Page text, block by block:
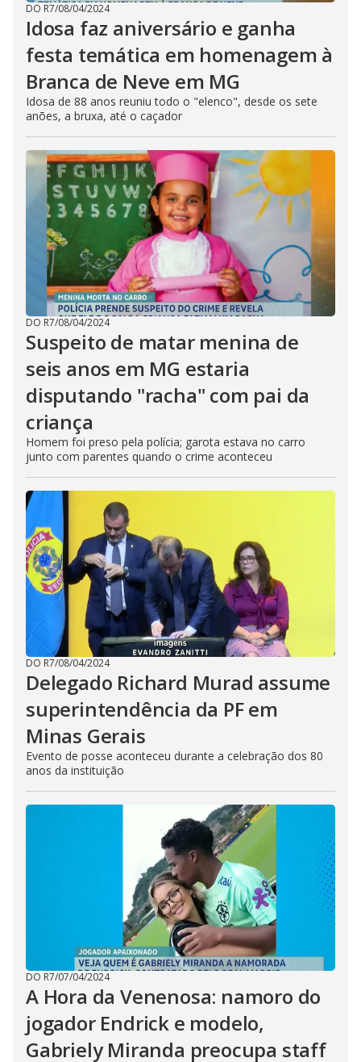
DO R7/08/04/2024
Idosa faz aniversário e ganha
festa temática em homenagem à
Branca de Neve em MG
Idosa de 88 anos reuniu todo o "elenco", desde os sete
anões, a bruxa, até o caçador
DO R7/08/04/2024
Suspeito de matar menina de
seis anos em MG estaria
disputando "racha" com pai da
criança
Homem foi preso pela polícia; garota estava no carro
junto com parentes quando o crime aconteceu
DO R7/08/04/2024
Delegado Richard Murad assume
superintendência da PF em
Minas Gerais
Evento de posse aconteceu durante a celebração dos 80
anos da instituição
DO R7/07/04/2024
A Hora da Venenosa: namoro do
jogador Endrick e modelo,
Gabriely Miranda preocupa staff